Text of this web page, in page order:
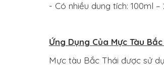
- Có nhiều dung tích: 100ml
Ứng Dụng Của Mực Tàu
Mực tàu Bắc Thái được sử